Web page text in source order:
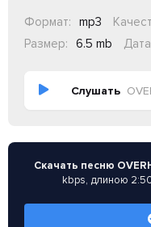
Формат: mp3
Размер:
6.5 mb
Слушать
Скачать песню
kbps, длиною